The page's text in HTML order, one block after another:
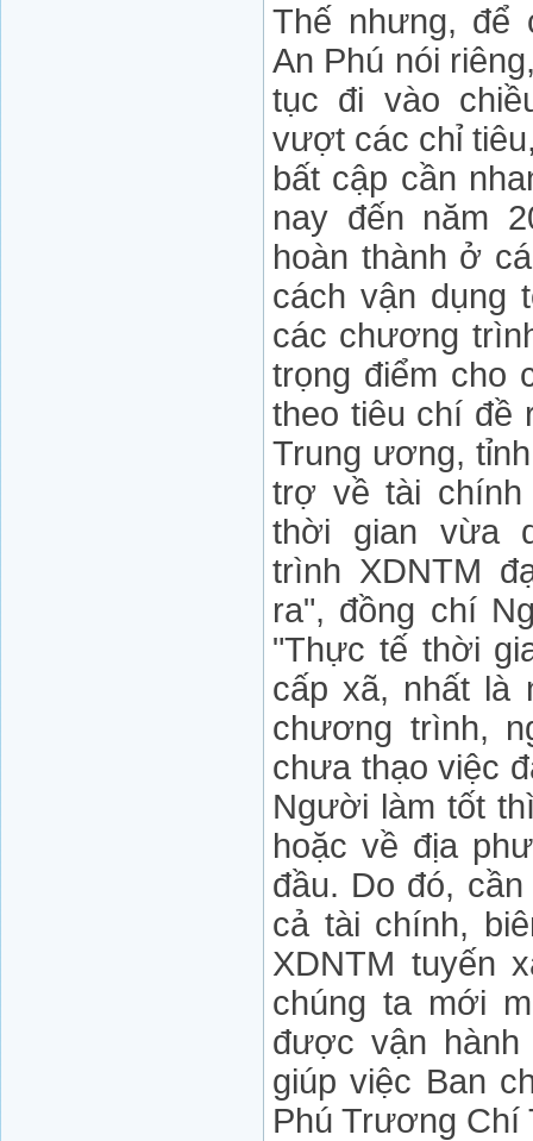
Thế nhưng, để
An Phú nói
tục đi vào
vượt các chỉ
bất cập cần
nay đến năm
hoàn thành ở
cách vận dụng
các chương
trọng điểm cho
theo tiêu chí đề
Trung ương,
trợ về tài
thời gian vừa
trình XDNTM
ra", đồng chí
"Thực tế thời
cấp xã, nhất là
chương trình,
chưa thạo việc
Người làm tốt
hoặc về địa
đầu. Do đó,
cả tài chính,
XDNTM tuyến
chúng ta mới
được vận
giúp việc Ban
Phú Trương Chí